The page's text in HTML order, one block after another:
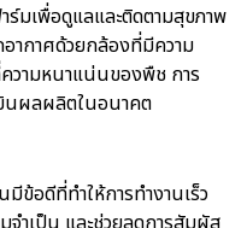
ร์มเพื่อดูแลและติดตามสุขภาพ
ากาศด้วยกล้องที่มีความ
วามหนาแน่นของพืช การ
มินผลผลิตในอนาคต
ข้อดีที่ทำให้การทำงานเร็ว